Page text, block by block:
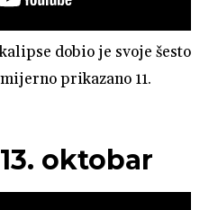
dobio je svoje šesto
prikazano 11.
oktobar